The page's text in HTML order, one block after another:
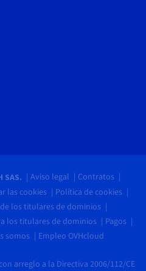
SAS. Aviso legal
Contratos
las cookies
Política de cookies
los titulares de dominios
los titulares de dominios
Pagos
somos Empleo OVHcloud
arreglo a la Directiva 2006/112/CE